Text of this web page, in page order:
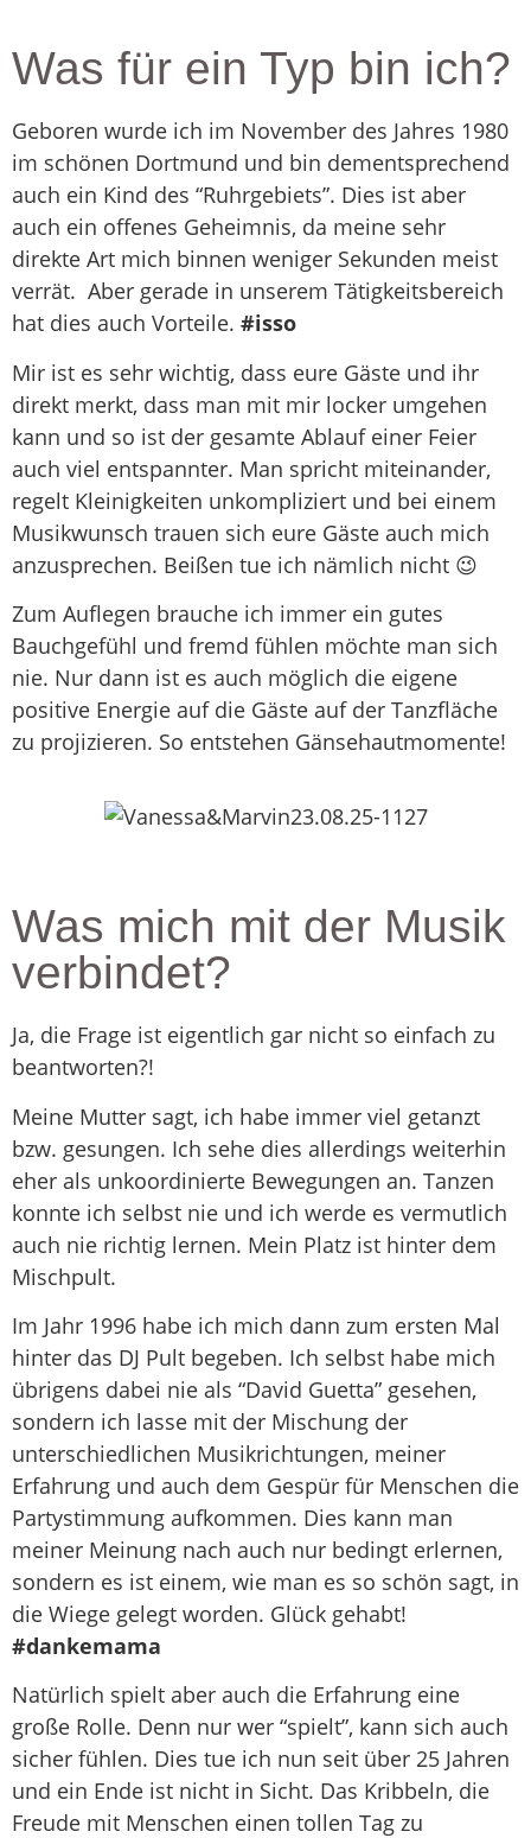
Was für ein Typ bin ich?
Geboren wurde ich im November des Jahres 1980
im schönen Dortmund und bin dementsprechend
auch ein Kind des “Ruhrgebiets”. Dies ist aber
auch ein offenes Geheimnis, da meine sehr
direkte Art mich binnen weniger Sekunden meist
verrät. Aber gerade in unserem Tätigkeitsbereich
hat dies auch Vorteile. #isso
Mir ist es sehr wichtig, dass eure Gäste und ihr
direkt merkt, dass man mit mir locker umgehen
kann und so ist der gesamte Ablauf einer Feier
auch viel entspannter. Man spricht miteinander,
regelt Kleinigkeiten unkompliziert und bei einem
Musikwunsch trauen sich eure Gäste auch mich
anzusprechen. Beißen tue ich nämlich nicht 😉
Zum Auflegen brauche ich immer ein gutes
Bauchgefühl und fremd fühlen möchte man sich
nie. Nur dann ist es auch möglich die eigene
positive Energie auf die Gäste auf der Tanzfläche
zu projizieren. So entstehen Gänsehautmomente!
Was mich mit der Musik
verbindet?
Ja, die Frage ist eigentlich gar nicht so einfach zu
beantworten?!
Meine Mutter sagt, ich habe immer viel getanzt
bzw. gesungen. Ich sehe dies allerdings weiterhin
eher als unkoordinierte Bewegungen an. Tanzen
konnte ich selbst nie und ich werde es vermutlich
auch nie richtig lernen. Mein Platz ist hinter dem
Mischpult.
Im Jahr 1996 habe ich mich dann zum ersten Mal
hinter das DJ Pult begeben. Ich selbst habe mich
übrigens dabei nie als “David Guetta” gesehen,
sondern ich lasse mit der Mischung der
unterschiedlichen Musikrichtungen, meiner
Erfahrung und auch dem Gespür für Menschen die
Partystimmung aufkommen. Dies kann man
meiner Meinung nach auch nur bedingt erlernen,
sondern es ist einem, wie man es so schön sagt, in
die Wiege gelegt worden. Glück gehabt!
#dankemama
Natürlich spielt aber auch die Erfahrung eine
große Rolle. Denn nur wer “spielt”, kann sich auch
sicher fühlen. Dies tue ich nun seit über 25 Jahren
und ein Ende ist nicht in Sicht. Das Kribbeln, die
Freude mit Menschen einen tollen Tag zu